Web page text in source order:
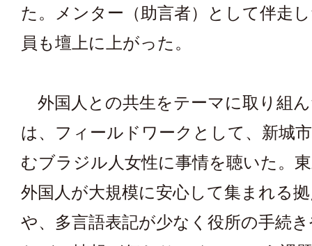
た。メンター（助言者）として伴走
員も壇上に上がった。
外国人との共生をテーマに取り組
は、フィールドワークとして、新城
むブラジル人女性に事情を聴いた。
外国人が大規模に安心して集まれる
や、多言語表記が少なく役所の手続